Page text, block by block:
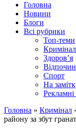
Головна
Новини
Блоги
Всі рубрики
Топ-теми
Кримінал
Здоров’я
Спорт
На
Головна » Кримінал
району за збут